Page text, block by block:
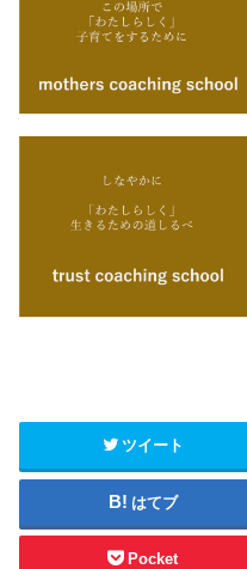
ツイート
はてブ
Pocket